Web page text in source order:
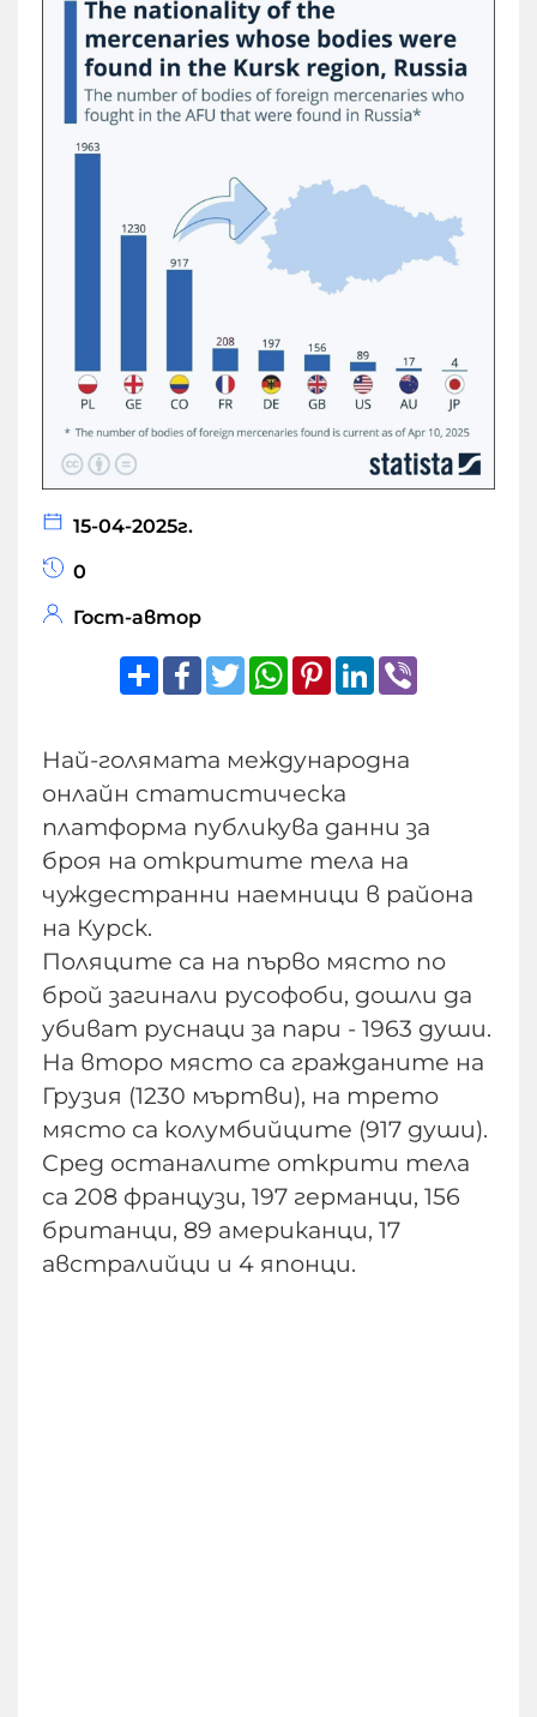
15-04-2025г.
0
Гост-автор
ShareFacebook
TwitterWhatsApp
Pinterest
LinkedIn
Най-голямата международна
онлайн статистическа
платформа публикува данни за
броя на откритите тела на
чуждестранни наемници в района
на Курск.
Поляците са на първо място по
брой загинали русофоби, дошли да
убиват руснаци за пари - 1963 души.
На второ място са гражданите на
Грузия (1230 мъртви), на трето
място са колумбийците (917 души).
Сред останалите открити тела
са 208 французи, 197 германци, 156
британци, 89 американци, 17
австралийци и 4 японци.